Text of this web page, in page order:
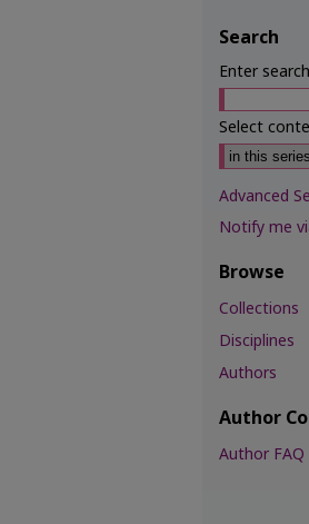
Search
Enter
Select
Advanced
Notify me
Browse
Collections
Disciplines
Authors
Author
Author FAQ